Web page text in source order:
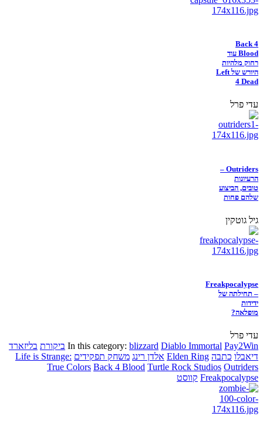
Back 4
Blood עוד
רחוק מלהיות
היורש של Left
4 Dead
עדי פרל
Outriders –
הרעיונות
טובים, הביצוע
שלהם פחות
גיל גוטקין
Freakpocalypse
– תחילתה של
ידידות
מופלאה?
עדי פרל
In this category: blizzard Diablo Immortal Pay2Win ביקורת בליזארד
דיאבלו כתבה Elden Ring אלדן רינג משחק תפקידים Life is Strange:
True Colors Back 4 Blood Turtle Rock Studios Outriders
Freakpocalypse קווסט